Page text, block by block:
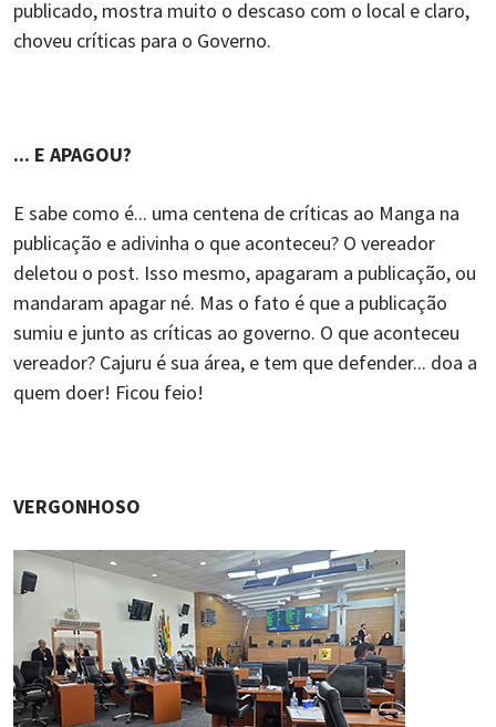
publicado, mostra muito o descaso com o local e claro,
choveu críticas para o Governo.
... E APAGOU?
E sabe como é... uma centena de críticas ao Manga na
publicação e adivinha o que aconteceu? O vereador
deletou o post. Isso mesmo, apagaram a publicação, ou
mandaram apagar né. Mas o fato é que a publicação
sumiu e junto as críticas ao governo. O que aconteceu
vereador? Cajuru é sua área, e tem que defender... doa a
quem doer! Ficou feio!
VERGONHOSO